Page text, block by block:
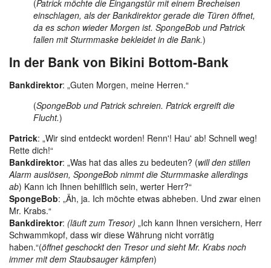
(Patrick möchte die Eingangstür mit einem Brecheisen
einschlagen, als der Bankdirektor gerade die Türen öffnet,
da es schon wieder Morgen ist. SpongeBob und Patrick
fallen mit Sturmmaske bekleidet in die Bank.)
In der Bank von Bikini Bottom-Bank
Bankdirektor: „Guten Morgen, meine Herren.“
(SpongeBob und Patrick schreien. Patrick ergreift die
Flucht.)
Patrick: „Wir sind entdeckt worden! Renn'! Hau' ab! Schnell weg!
Rette dich!“
Bankdirektor: „Was hat das alles zu bedeuten? (will den stillen
Alarm auslösen, SpongeBob nimmt die Sturmmaske allerdings
ab) Kann ich Ihnen behilflich sein, werter Herr?“
SpongeBob: „Äh, ja. Ich möchte etwas abheben. Und zwar einen
Mr. Krabs.“
Bankdirektor: (läuft zum Tresor) „Ich kann Ihnen versichern, Herr
Schwammkopf, dass wir diese Währung nicht vorrätig
haben.“(öffnet geschockt den Tresor und sieht Mr. Krabs noch
immer mit dem Staubsauger kämpfen)